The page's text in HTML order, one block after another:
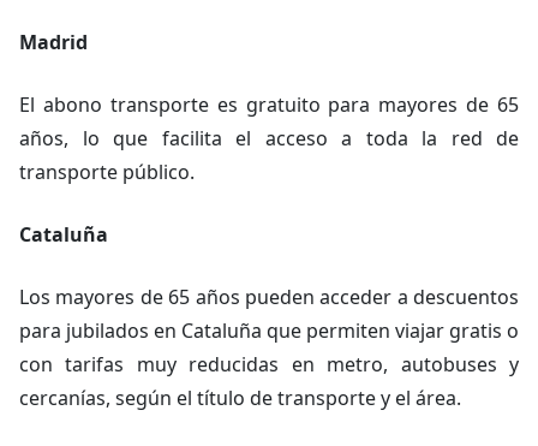
Madrid
El abono transporte es gratuito para mayores de 65
años, lo que facilita el acceso a toda la red de
transporte público.
Cataluña
Los mayores de 65 años pueden acceder a descuentos
para jubilados en Cataluña que permiten viajar gratis o
con tarifas muy reducidas en metro, autobuses y
cercanías, según el título de transporte y el área.